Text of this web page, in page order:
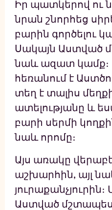
Իր պատկերով ու
նրան շնորհեց
բարին գործելու
Սակայն Աստված
նաև ազատ կամք։
հեռանում է
տեղ է տալիս
ատելությանը և
բարի սերմի
նաև որոմը։
Այս առակը
աշխարհին, այլ
յուրաքանչյուրին։
Աստված մշտապես